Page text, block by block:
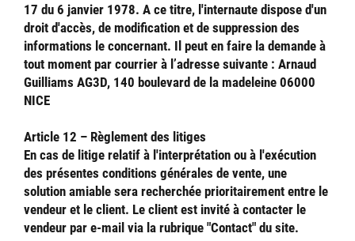
17 du 6 janvier 1978. A ce titre, l'internaute dispose d'un
droit d'accès, de modification et de suppression des
informations le concernant. Il peut en faire la demande à
tout moment par courrier à l’adresse suivante : Arnaud
Guilliams AG3D, 140 boulevard de la madeleine 06000
NICE
Article 12 – Règlement des litiges
En cas de litige relatif à l'interprétation ou à l'exécution
des présentes conditions générales de vente, une
solution amiable sera recherchée prioritairement entre le
vendeur et le client. Le client est invité à contacter le
vendeur par e-mail via la rubrique "Contact" du site.